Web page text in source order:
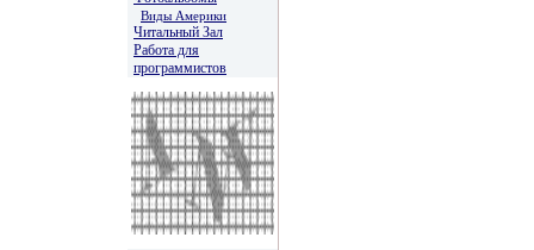
Виды Америки
Читальный Зал
Работа для
программистов